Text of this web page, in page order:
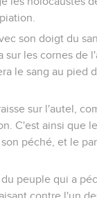
son doigt du
sur les cornes de
le sang au pied
sur l'autel,
C'est ainsi que
péché, et le
peuple qui a